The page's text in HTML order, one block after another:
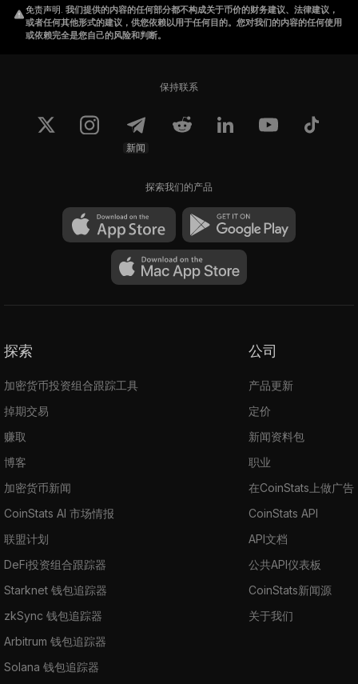
免责声明. 我们提供的内容的任何部分都不构成关于币价的财务建议、法律建议，
或者任何其他形式的建议，供您依赖以用于任何目的。您对我们的内容的任何使用
或依赖完全是您自己的风险和判断。
保持联系
新闻
探索我们的产品
探索
加密货币投资组合跟踪工具
掉期交易
赚取
博客
加密货币新闻
CoinStats AI 市场情报
联盟计划
DeFi投资组合跟踪器
Starknet 钱包追踪器
zkSync 钱包追踪器
Arbitrum 钱包追踪器
Solana 钱包追踪器
公司
产品更新
定价
新闻资料包
职业
在CoinStats上做广告
CoinStats API
API文档
公共API仪表板
CoinStats新闻源
关于我们